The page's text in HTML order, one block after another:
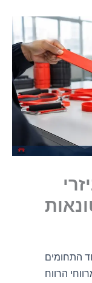
התחומים
הרווח